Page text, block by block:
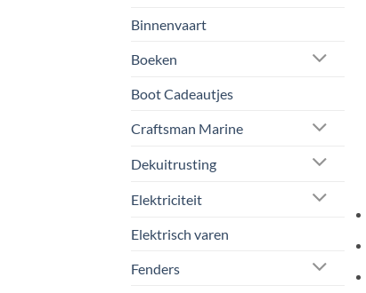
Binnenvaart
Boeken
Boot Cadeautjes
Craftsman Marine
Dekuitrusting
Elektriciteit
Elektrisch varen
Fenders